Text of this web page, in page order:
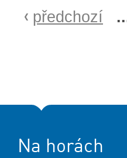
předchozí
Na horách